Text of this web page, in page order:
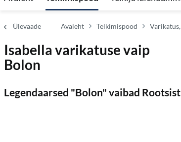
Ülevaade Avaleht Telkimispood
Isabella varikatuse vaip
Bolon
Legendaarsed "Bolon" vaibad